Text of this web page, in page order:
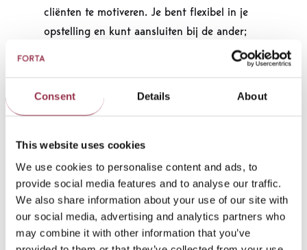
Consent Details About
This website uses cookies
We use cookies to personalise content and ads, to
provide social media features and to analyse our traffic.
We also share information about your use of our site with
our social media, advertising and analytics partners who
may combine it with other information that you’ve
cliënten te motiveren. Je bent flexibel in je
opstelling en kunt aansluiten bij de ander;
Je bent alert op je eigen veiligheid en die van
Je neemt deel aan intervisie en multidisciplinair
overleg;
Affiniteit met ervaringsgericht werken is een pré;
Je hebt een afgeronde hbo of wo opleiding tot
systeemtherapeut, bent lid NVRG en je hebt een
SKJ inschrijving in het beroepsregister voor jeugd-